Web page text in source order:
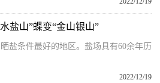
盐山”蝶变“金山银山”
盐条件最好的地区。盐场具有60余年历
2022/12/19